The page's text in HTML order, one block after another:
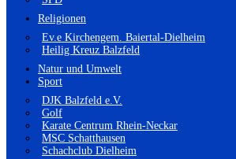
Religionen
Ev.e Kirchengem. Baiertal-Dielheim
Heilig Kreuz Balzfeld
Natur und Umwelt
Sport
DJK Balzfeld e.V.
Golf
Karate Centrum Rhein-Neckar
MSC Schatthausen
Schachclub Dielheim